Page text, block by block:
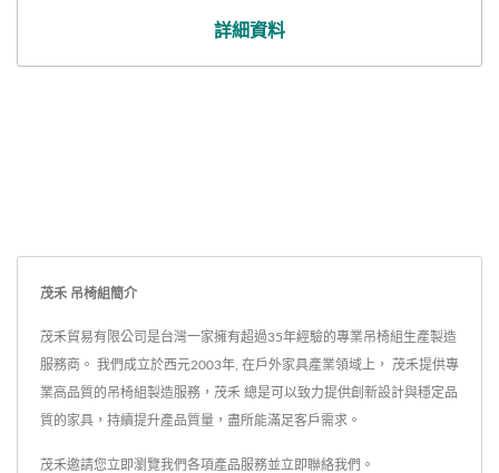
詳細資料
茂禾 吊椅組簡介
茂禾貿易有限公司是台灣一家擁有超過35年經驗的專業吊椅組生產製造
服務商。 我們成立於西元2003年, 在戶外家具產業領域上， 茂禾提供專
業高品質的吊椅組製造服務，茂禾 總是可以致力提供創新設計與穩定品
質的家具，持續提升產品質量，盡所能滿足客戶需求。
茂禾邀請您立即瀏覽我們各項產品服務並立即聯絡我們 。